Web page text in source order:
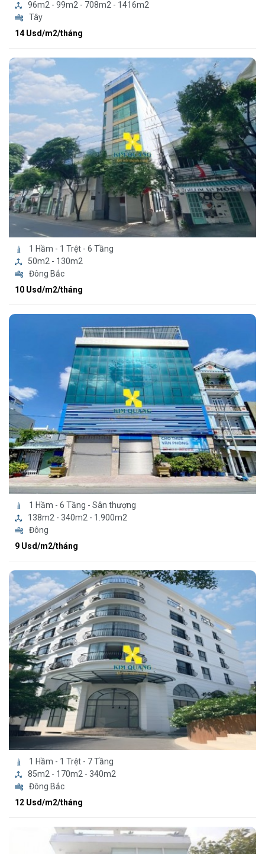
96m2 - 99m2 - 708m2 - 1416m2
Tây
14 Usd/m2/tháng
1 Hầm - 1 Trệt - 6 Tầng
50m2 - 130m2
Đông Bắc
10 Usd/m2/tháng
1 Hầm - 6 Tầng - Sân thượng
138m2 - 340m2 - 1.900m2
Đông
9 Usd/m2/tháng
1 Hầm - 1 Trệt - 7 Tầng
85m2 - 170m2 - 340m2
Đông Bắc
12 Usd/m2/tháng